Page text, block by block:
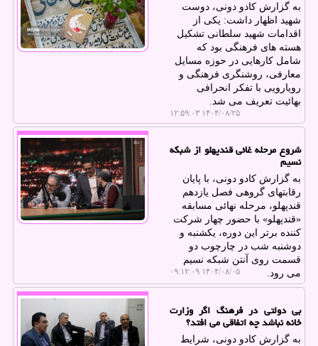
به گزارش کادو دونی، دوست
شهید اظهار داشت: یکی از
اقدامات شهید سلطانی تشکیل
هسته های فرهنگی بود که
شامل کارهایی در حوزه مسایل
معارفی، روشنگری فرهنگی و
رویارویی با تفکر انحرافی
بهائیت تعریف می شد.
۱۴۰۴/۰۸/۲۵ ۱۲:۵۹:۰۳
شروع مرحله غائی قندپهلو از شبکه
نسیم
به گزارش کادو دونی، با پایان
رقابتهای گروهی فصل یازدهم
قندپهلو، مرحله نهائی مسابقه
«قندپهلو» با حضور چهار شرکت
کننده برتر این دوره، یکشنبه و
دوشنبه شب در چارچوب دو
قسمت روی آنتن شبکه نسیم
می رود.
۱۴۰۴/۰۸/۰۵ ۰۹:۱۲:۰۹
بی دولتی در فرهنگ اگر وزارت
خانه نباشد چه اتفاقی می افتد؟
به گزارش کادو دونی، شرایط